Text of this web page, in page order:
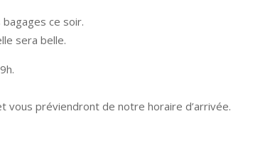
ce soir.
sera belle.
vous préviendront de notre horaire d’arrivée.